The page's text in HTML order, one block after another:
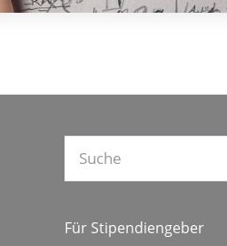
Für Stipendiengeber